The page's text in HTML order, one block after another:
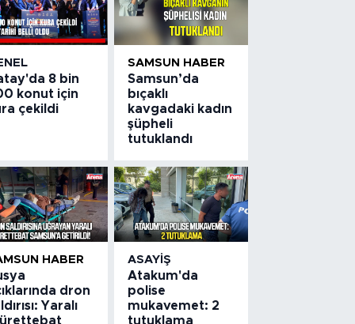
8 bin
konut için
çekildi
SAMSUN HABER
Samsun’da
bıçaklı
kavgadaki kadın
şüpheli
tutuklandı
HABER
dron
Yaralı
ASAYIŞ
Atakum'da
polise
mukavemet: 2
tutuklama